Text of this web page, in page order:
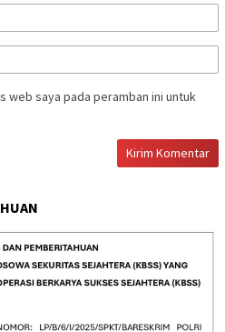
web saya pada peramban ini untuk